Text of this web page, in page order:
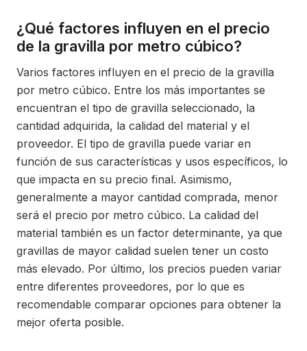
¿Qué factores influyen en el precio
de la gravilla por metro cúbico?
Varios factores influyen en el precio de la gravilla
por metro cúbico. Entre los más importantes se
encuentran el tipo de gravilla seleccionado, la
cantidad adquirida, la calidad del material y el
proveedor. El tipo de gravilla puede variar en
función de sus características y usos específicos, lo
que impacta en su precio final. Asimismo,
generalmente a mayor cantidad comprada, menor
será el precio por metro cúbico. La calidad del
material también es un factor determinante, ya que
gravillas de mayor calidad suelen tener un costo
más elevado. Por último, los precios pueden variar
entre diferentes proveedores, por lo que es
recomendable comparar opciones para obtener la
mejor oferta posible.